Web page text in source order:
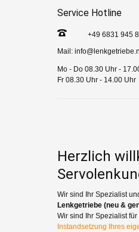
Service Hotline
+49 6831 945
Mail:
Mo - Do 08.30 Uhr -
Fr 08.30 Uhr - 14.00 Uhr
Herzlich
Wir sind Ihr Spezialist
Lenkgetriebe (neu &
Wir sind Ihr Spezialist
Instandsetzung Ihres